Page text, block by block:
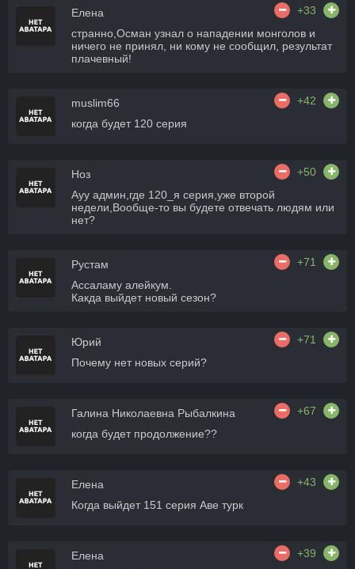
Елена
+33
странно,Осман узнал о нападении монголов и
ничего не принял, ни кому не сообщил, результат
плачевный!
muslim66
+42
когда будет 120 серия
Ноз
+50
Ауу админ,где 120_я серия,уже второй
недели,Вообще-то вы будете отвечать людям или
нет?
Рустам
+71
Ассаламу алейкум.
Какда выйдет новый сезон?
Юрий
+71
Почему нет новых серий?
Галина Николаевна Рыбалкина
+67
когда будет продолжение??
Елена
+43
Когда выйдет 151 серия Аве турк
Елена
+39